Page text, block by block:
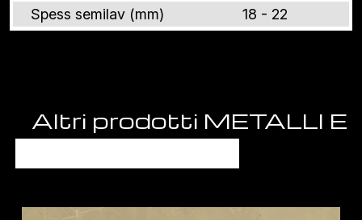
Spess semilav (mm)
18 - 22
Altri prodotti METALLI E
PIETRE